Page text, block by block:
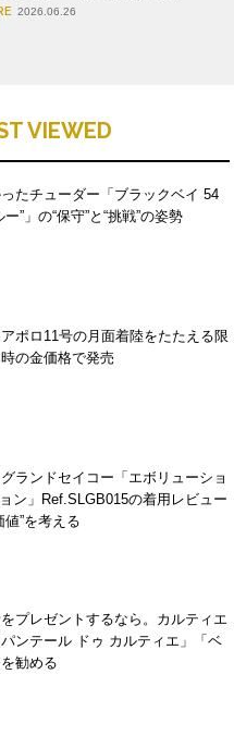
2026.06.26
VIEWED
たチューダー「ブラックベイ 54
”」の“保守”と“挑戦”の姿勢
ポロ11号の月面着陸をたたえる限
の金価格で発売
ランドセイコー「エボリューショ
ン」Ref.SLGB015の着用レビュー
値”を考える
プレゼントするなら。カルティエ
パンテール ドゥ カルティエ」「ベ
勧める